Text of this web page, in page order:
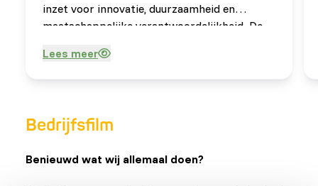
inzet voor innovatie, duurzaamheid en
maatschappelijke verantwoordelijkheid. De
hoogtepunt tijdens De Ontmoeting in Ermelo,
bijgewoond door meer dan 170 gasten. We
Lees meer
Bedrijfsfilm
Benieuwd wat wij allemaal doen?